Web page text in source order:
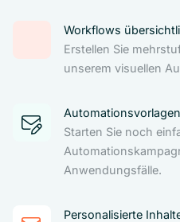
Workflows
Erstellen Sie
unserem visuellen
Automationsvorlagen
Starten Sie noch
Anwendungsfälle.
Personalisierte